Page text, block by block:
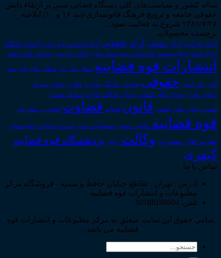
ساله کشور و سیاست‌های کلی دستگاه قضایی مبنی بر ارتقاء دانش
حقوقی جامعه و ترویج فرهنگ قانونمداری (بند ۱۶ و ۱۰) ابلاغیه
۱۳۸۱/۷/۲۸ شروع به فعالیت نمود...
برچسب محصولات
آرای جزایی آرای حقوقی آرای قضایی آرای وحدت رویه اجاره اجرای احکام
اجرای اسناد احوال شخصیه ادله_اثبات_دعوا اسناد_تجاری اعاده_دادرسی اعتراض_ثالث اعسار
انتشارات قوه قضاییه انتقال_مال_غیر انحلال_نکاح بانک بیمه
تاجر حق_کسب حقوقی حوادث_رانندگی خلع_ید داوری دعاوی_تصرف
دعاوی_طاری دیوان عالی کشور دیوان عدالت اداری سقوط_تعهدات
شعب_دیوان_عالی قاضی قانون قضات قضاوت قوانین_و_مقررات
قوه قضاییه مالکیت_معنوی مسئولیت_مدنی مشروح مذاکرات نظام قضایی
نظریه_های_مشورتی وکالت وکیل پژوهشگاه قوه قضاییه
کیفری
تماس با ما
آدرس : تهران ، تقاطع خیابان حافظ و سمیه ، فروشگاه مرکز
مطبوعات و انتشارات قوه قضاییه
تلفن: 02188199904
تمامی حقوق این سایت متعلق به مرکز مطبوعات و انتشارات قوه
قضاییه می باشد .
جستجو